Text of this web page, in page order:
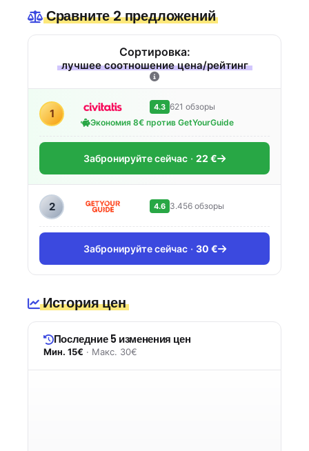
Сравните 2 предложений
Сортировка:
лучшее соотношение цена/рейтинг
1 4.3 621 обзоры
Экономия 8€ против GetYourGuide
Забронируйте сейчас 22 €
2 4.6 3.456 обзоры
Забронируйте сейчас 30 €
История цен
Последние 5 изменения цен
Мин. 15€ · Макс. 30€